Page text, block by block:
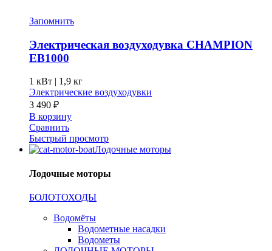
Запомнить
Электрическая воздуходувка CHAMPION
EB1000
1 кВт | 1,9 кг
Электрические воздуходувки
3 490 ₽
В корзину
Сравнить
Быстрый просмотр
Лодочные моторы
Лодочные моторы
БОЛОТОХОДЫ
Водомёты
Водометные насадки
Водометы